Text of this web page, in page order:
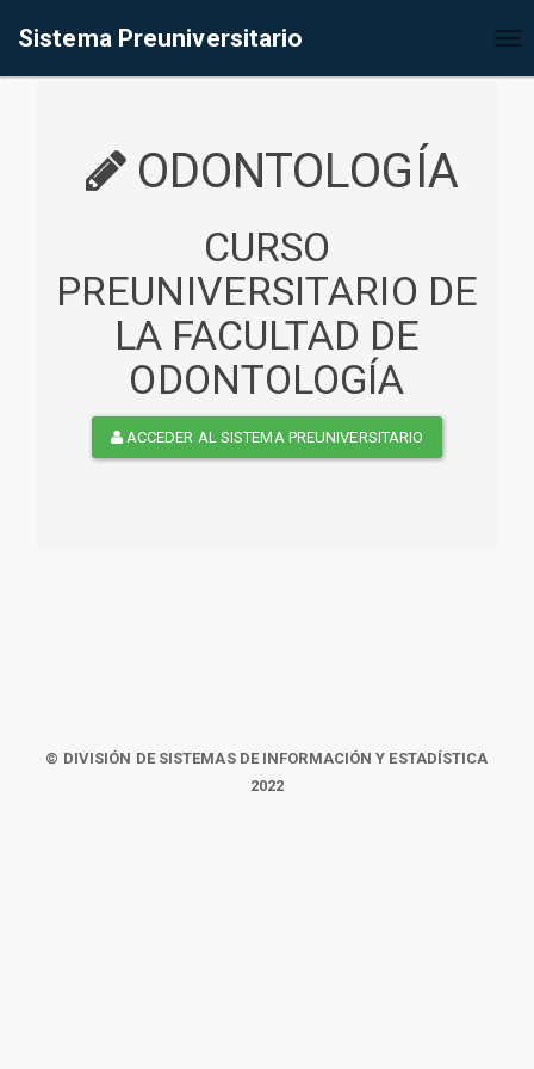
Sistema Preuniversitario
ODONTOLOGÍA
CURSO
PREUNIVERSITARIO DE
LA FACULTAD DE
ODONTOLOGÍA
ACCEDER AL SISTEMA PREUNIVERSITARIO
© DIVISIÓN DE SISTEMAS DE INFORMACIÓN Y ESTADÍSTICA
2022